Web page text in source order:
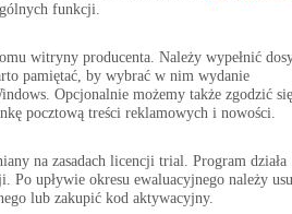
funkcji.
witryny producenta. Należy wypełnić
pamiętać, by wybrać w nim wydanie
Opcjonalnie możemy także zgodzić
pocztową treści reklamowych i nowości.
na zasadach licencji trial. Program działa
Po upływie okresu ewaluacyjnego należy
lub zakupić kod aktywacyjny.